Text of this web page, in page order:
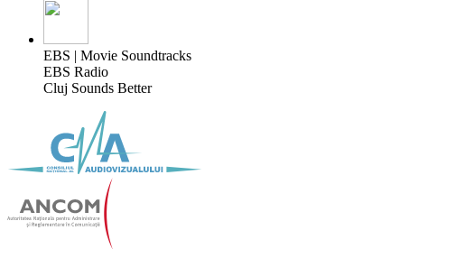
EBS | Movie Soundtracks
EBS Radio
Cluj Sounds Better